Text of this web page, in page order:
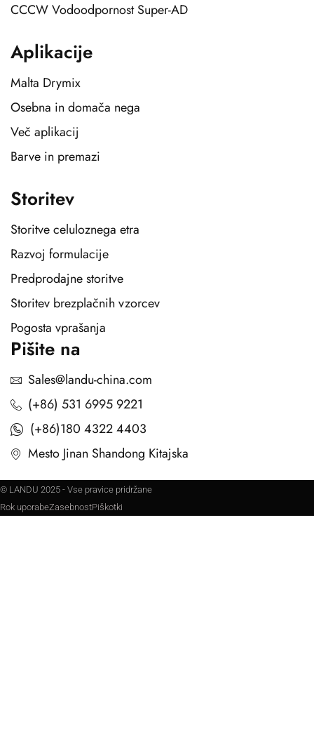
CCCW Vodoodpornost Super-AD
Aplikacije
Malta Drymix
Osebna in domača nega
Več aplikacij
Barve in premazi
Storitev
Storitve celuloznega etra
Razvoj formulacije
Predprodajne storitve
Storitev brezplačnih vzorcev
Pogosta vprašanja
Pišite na
Sales@landu-china.com
(+86) 531 6995 9221
(+86)180 4322 4403
Mesto Jinan Shandong Kitajska
© LANDU 2025 - Vse pravice pridržane
Rok uporabeZasebnostPiškotki